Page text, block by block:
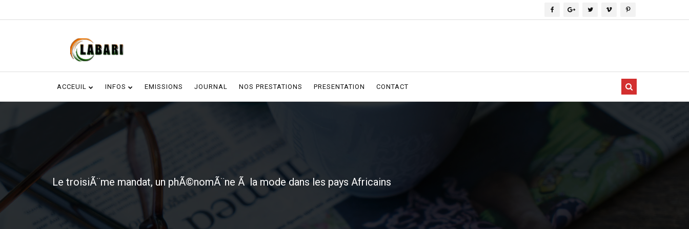
ACCEUIL INFOS EMISSIONS JOURNAL NOS PRESTATIONS PRESENTATION CONTACT
Le troisiÃ¨me mandat, un phÃ©nomÃ¨ne Ã la mode dans les pays Africains